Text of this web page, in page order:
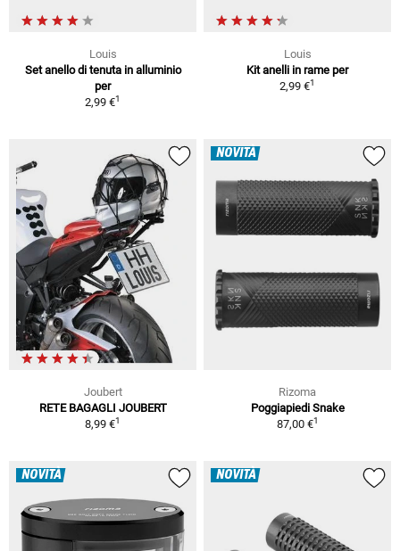
Louis
Set anello di tenuta in alluminio
per
2,99 €1
Louis
Kit anelli in rame per
2,99 €1
Joubert
RETE BAGAGLI JOUBERT
8,99 €1
NOVITÀ
Rizoma
Poggiapiedi Snake
87,00 €1
NOVITÀ NOVITÀ